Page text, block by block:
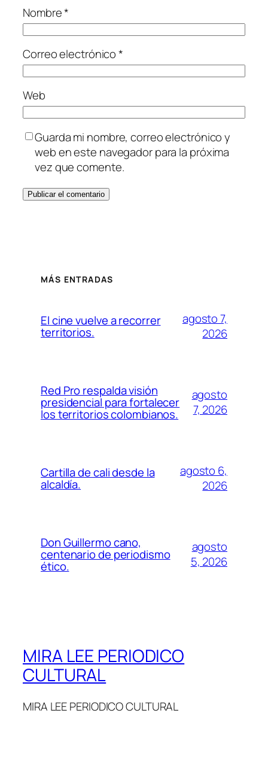
Nombre*
Correo electrónico*
Web
Guarda mi nombre, correo electrónico y
web en este navegador para la próxima
vez que comente.
MÁS ENTRADAS
El cine vuelve a recorrer
territorios.
agosto 7,
2026
Red Pro respalda visión
presidencial para fortalecer
los territorios colombianos.
agosto
7, 2026
Cartilla de cali desde la
alcaldía.
agosto 6,
2026
Don Guillermo cano,
centenario de periodismo
ético.
agosto
5, 2026
MIRA LEE PERIODICO
CULTURAL
MIRA LEE PERIODICO CULTURAL